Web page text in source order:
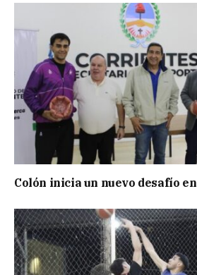
Colón inicia un nuevo desafío